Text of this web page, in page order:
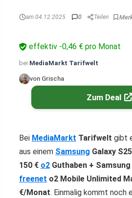
am 04.12.2025 0 Teilen
effektiv -0,46 € pro Monat
bei MediaMarkt Tarifwelt
von Grischa
Zum Deal
Bei MediaMarkt Tarifwelt gibt
aus einem Samsung Galaxy
150 € o2 Guthaben +
freenet o2 Mobile Unlimited
€/Monat. Einmalig kommt noch